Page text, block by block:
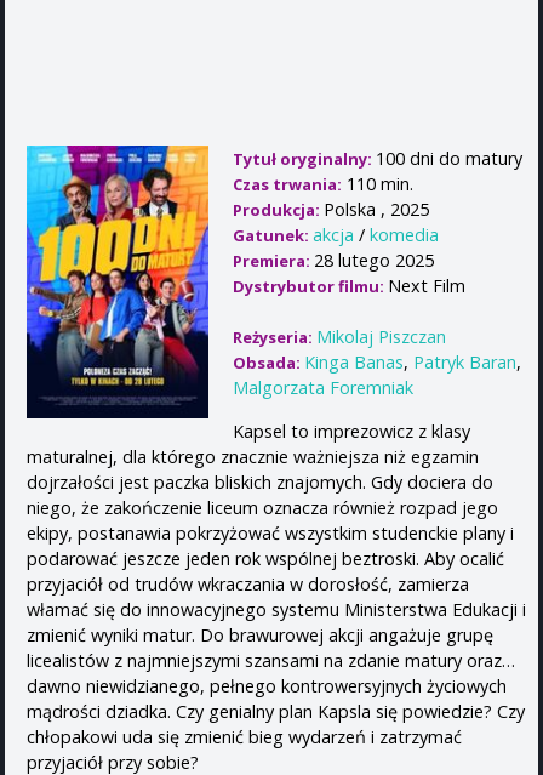
Tytuł oryginalny: 100 dni do matury
Czas trwania: 110 min.
Produkcja: Polska , 2025
Gatunek: akcja / komedia
Premiera: 28 lutego 2025
Dystrybutor filmu: Next Film
Reżyseria: Mikolaj Piszczan
Obsada: Kinga Banas, Patryk Baran,
Malgorzata Foremniak
Kapsel to imprezowicz z klasy
maturalnej, dla którego znacznie ważniejsza niż egzamin
dojrzałości jest paczka bliskich znajomych. Gdy dociera do
niego, że zakończenie liceum oznacza również rozpad jego
ekipy, postanawia pokrzyżować wszystkim studenckie plany i
podarować jeszcze jeden rok wspólnej beztroski. Aby ocalić
przyjaciół od trudów wkraczania w dorosłość, zamierza
włamać się do innowacyjnego systemu Ministerstwa Edukacji i
zmienić wyniki matur. Do brawurowej akcji angażuje grupę
licealistów z najmniejszymi szansami na zdanie matury oraz…
dawno niewidzianego, pełnego kontrowersyjnych życiowych
mądrości dziadka. Czy genialny plan Kapsla się powiedzie? Czy
chłopakowi uda się zmienić bieg wydarzeń i zatrzymać
przyjaciół przy sobie?